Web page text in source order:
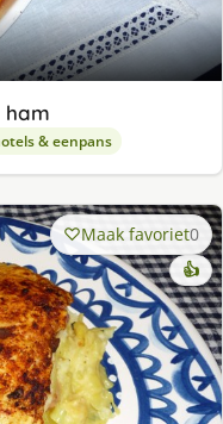
ham
& eenpans
Maak favoriet0
👍